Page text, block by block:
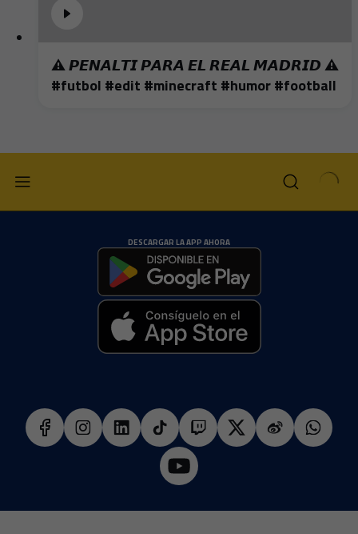
⚠️ 𝙋𝙀𝙉𝘼𝙇𝙏𝙄 𝙋𝘼𝙍𝘼 𝙀𝙇 𝙍𝙀𝘼𝙇 𝙈𝘼𝘿𝙍𝙄𝘿 ⚠️
#futbol #edit #minecraft #humor #football
DESCARGAR LA APP AHORA